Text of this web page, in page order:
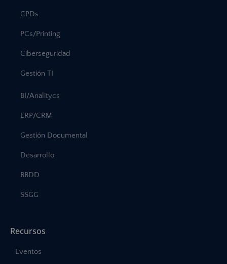
CPDs
PCs/Printing
Ciberseguridad
Gestión TI
BI/Analitycs
ERP/CRM
Gestión Documental
Desarrollo
BBDD
SSGG
Recursos
Eventos